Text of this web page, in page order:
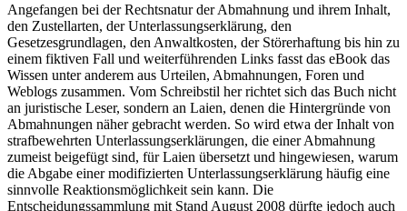
Angefangen bei der Rechtsnatur der Abmahnung und ihrem Inhalt,
den Zustellarten, der Unterlassungserklärung, den
Gesetzesgrundlagen, den Anwaltkosten, der Störerhaftung bis hin zu
einem fiktiven Fall und weiterführenden Links fasst das eBook das
Wissen unter anderem aus Urteilen, Abmahnungen, Foren und
Weblogs zusammen. Vom Schreibstil her richtet sich das Buch nicht
an juristische Leser, sondern an Laien, denen die Hintergründe von
Abmahnungen näher gebracht werden. So wird etwa der Inhalt von
strafbewehrten Unterlassungserklärungen, die einer Abmahnung
zumeist beigefügt sind, für Laien übersetzt und hingewiesen, warum
die Abgabe einer modifizierten Unterlassungserklärung häufig eine
sinnvolle Reaktionsmöglichkeit sein kann. Die
Entscheidungssammlung mit Stand August 2008 dürfte jedoch auch